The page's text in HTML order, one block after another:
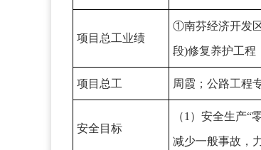
项目总工业绩
①南芬经济开发
段)修复养护工程
项目总工 周霞 ；公路工程
安全目标
（1）安全生产“
减少一般事故，